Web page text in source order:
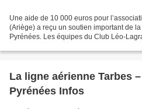
Une aide de 10 000 euros pour
(Ariège) a reçu un soutien important de
Pyrénées. Les équipes du Club Léo-
La ligne aérienne Tarbes
Pyrénées Infos